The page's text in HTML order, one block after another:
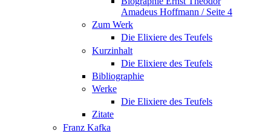
Amadeus Hoffmann / Seite 4
Zum Werk
Die Elixiere des Teufels
Kurzinhalt
Die Elixiere des Teufels
Bibliographie
Werke
Die Elixiere des Teufels
Zitate
Franz Kafka